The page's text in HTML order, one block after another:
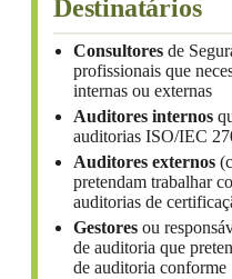
Destinatários
Consultores de
profissionais que
internas ou externas
Auditores internos
auditorias ISO/IEC
Auditores externos
pretendam trabalhar
auditorias de
Gestores ou
de auditoria que
de auditoria conforme